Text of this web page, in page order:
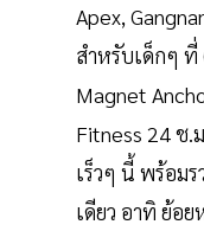
Apex,
สำหรับเด็กๆ ที่
Magnet
Fitness 24 ช.
เร็วๆ นี้ พร้อม
เดียว อาทิ ย้อ